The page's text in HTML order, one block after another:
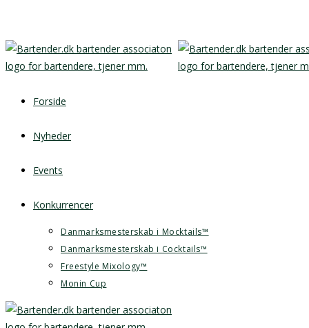
to
content
Forside
Nyheder
Events
Konkurrencer
Danmarksmesterskab i Mocktails™
Danmarksmesterskab i Cocktails™
Freestyle Mixology™
Monin Cup